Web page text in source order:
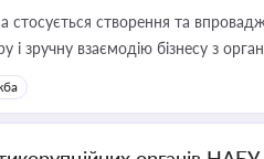
стосується створення та
і зручну взаємодію бізнесу з